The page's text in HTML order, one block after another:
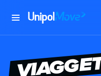
UnipolMove